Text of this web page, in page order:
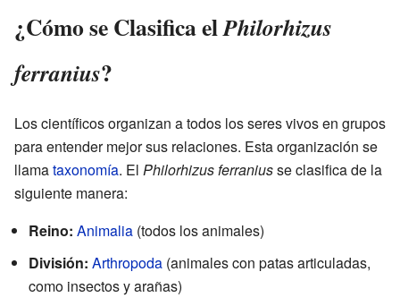
¿Cómo se Clasifica elPhilorhizus
ferranius?
Los científicos organizan a todos los seres vivos en grupos
para entender mejor sus relaciones. Esta organización se
llamataxonomía. El Philorhizus ferraniusse clasifica de la
siguiente manera:
Reino: Animalia (todos los animales)
División: Arthropoda (animales con patas articuladas,
como insectos y arañas)